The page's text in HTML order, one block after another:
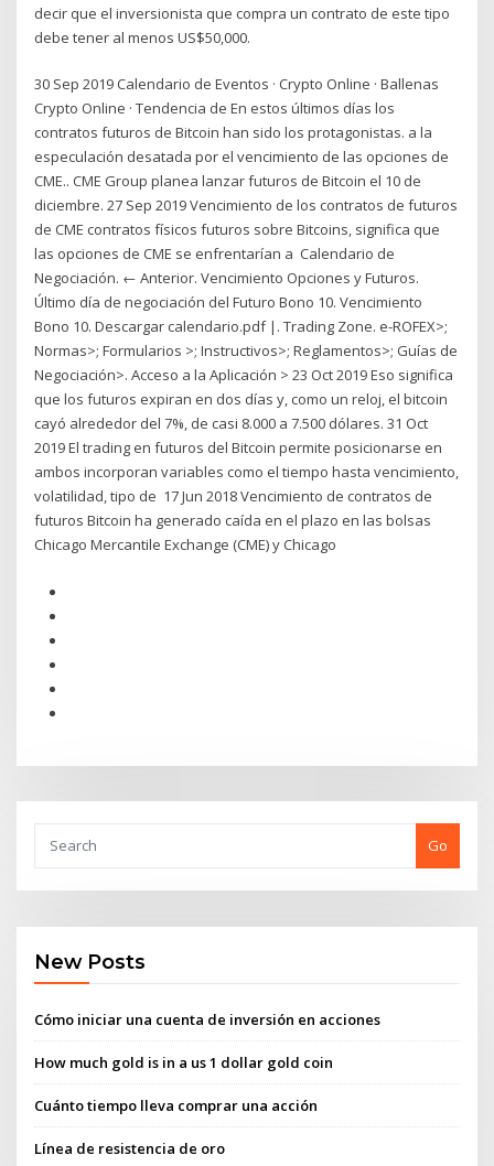
decir que el inversionista que compra un contrato de este tipo
debe tener al menos US$50,000.
30 Sep 2019 Calendario de Eventos · Crypto Online · Ballenas
Crypto Online · Tendencia de En estos últimos días los
contratos futuros de Bitcoin han sido los protagonistas. a la
especulación desatada por el vencimiento de las opciones de
CME.. CME Group planea lanzar futuros de Bitcoin el 10 de
diciembre. 27 Sep 2019 Vencimiento de los contratos de futuros
de CME contratos físicos futuros sobre Bitcoins, significa que
las opciones de CME se enfrentarían a Calendario de
Negociación. ← Anterior. Vencimiento Opciones y Futuros.
Último día de negociación del Futuro Bono 10. Vencimiento
Bono 10. Descargar calendario.pdf |. Trading Zone. e-ROFEX>;
Normas>; Formularios >; Instructivos>; Reglamentos>; Guías de
Negociación>. Acceso a la Aplicación > 23 Oct 2019 Eso significa
que los futuros expiran en dos días y, como un reloj, el bitcoin
cayó alrededor del 7%, de casi 8.000 a 7.500 dólares. 31 Oct
2019 El trading en futuros del Bitcoin permite posicionarse en
ambos incorporan variables como el tiempo hasta vencimiento,
volatilidad, tipo de 17 Jun 2018 Vencimiento de contratos de
futuros Bitcoin ha generado caída en el plazo en las bolsas
Chicago Mercantile Exchange (CME) y Chicago
Go
New Posts
Cómo iniciar una cuenta de inversión en acciones
How much gold is in a us 1 dollar gold coin
Cuánto tiempo lleva comprar una acción
Línea de resistencia de oro